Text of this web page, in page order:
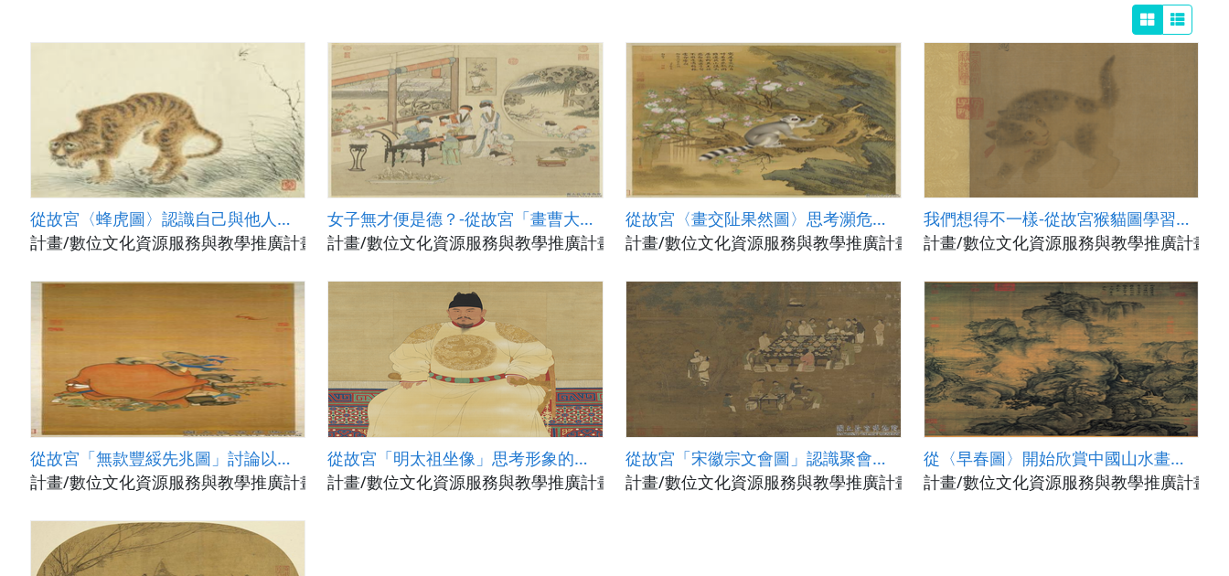
從故宮〈蜂虎圖〉認識自己與他人情緒並學習表達。
計畫/數位文化資源服務與教學推廣計畫(國立政治大學)
女子無才便是德？-從故宮「畫曹大家授書圖」思考女性性別角色
計畫/數位文化資源服務與教學推廣計畫(國立政治大學)
從故宮〈畫交阯果然圖〉思考瀕危物種保育。
計畫/數位文化資源服務與教學推廣計畫(國立政治大學)
我們想得不一樣-從故宮猴貓圖學習身體界線的釐清
計畫/數位文化資源服務與教學推廣計畫(
從故宮「無款豐綏先兆圖」討論以貌取人是否可行?
計畫/數位文化資源服務與教學推廣計畫(國立政治大學)
從故宮「明太祖坐像」思考形象的塑造與呈現
計畫/數位文化資源服務與教學推廣計畫(國立政治大學)
從故宮「宋徽宗文會圖」認識聚會的功能與規劃
計畫/數位文化資源服務與教學推廣計畫(國立政治大學)
從〈早春圖〉開始欣賞中國山水畫的奧秘
計畫/數位文化資源服務與教學推廣計畫(